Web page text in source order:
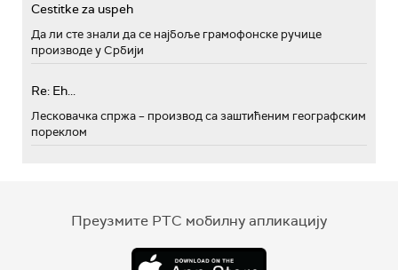
Cestitke za uspeh
Да ли сте знали да се најбоље грамофонске ручице
производе у Србији
Re: Eh...
Лесковачка спржа – производ са заштићеним географским
пореклом
Преузмите РТС мобилну апликацију